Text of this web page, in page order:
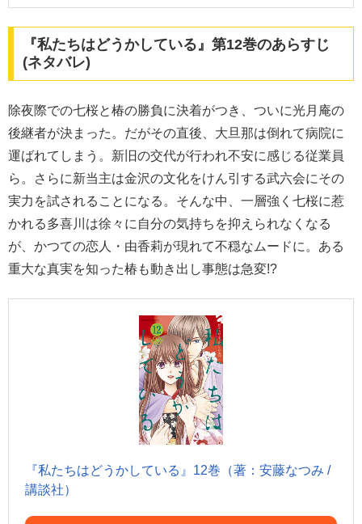
『私たちはどうかしている』第12巻のあらすじ
(ネタバレ)
除夜際での七桜と椿の勝負に決着がつき、ついに光月庵の
後継者が決まった。だがその直後、大旦那は倒れて病院に
運ばれてしまう。新旧の交代が行われ不安に感じる従業員
ら。さらに新当主は金沢の文化をけん引する武六会にその
実力を試されることになる。そんな中、一層強く七桜に惹
かれる多喜川は徐々に自分の気持ちを抑えられなくなる
が、かつての恋人・由香莉が現れて不穏なムードに。ある
重大な真実を知った椿も動き出し事態は急変!?
『私たちはどうかしている』12巻（著：安藤なつみ /
講談社）